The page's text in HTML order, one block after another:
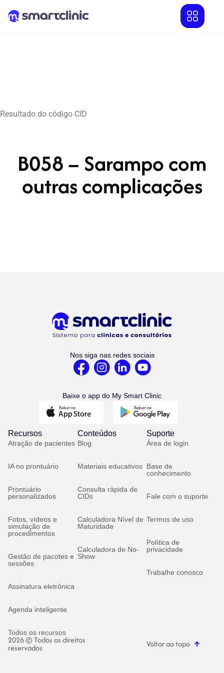
Resultado do código CID
B058 – Sarampo com
outras complicações
Nos siga nas redes sociais
Baixe o app do My Smart Clinic
Recursos
Atração de pacientes
IA no prontuário
Prontuário
personalizados
Fotos, vídeos e
simulação de
procedimentos
Gestão de pacotes e
sessões
Assinatura eletrônica
Agenda inteligente
Todos os recursos
Conteúdos
Blog
Materiais educativos
Consulta rápida de
CIDs
Calculadora Nível de
Maturidade
Calculadora de No-
Show
Suporte
Área de login
Base de
conhecimento
Fale com o suporte
Termos de uso
Política de
privacidade
Trabalhe conosco
2026 © Todos os direitos
reservados Voltar ao topo